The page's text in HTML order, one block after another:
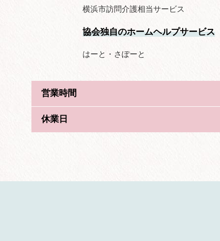
横浜市訪問介護相当サービス
協会独自のホームヘルプサービス
はーと・さぽーと
営業時間
休業日